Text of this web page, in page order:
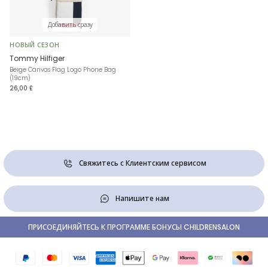
Добавить сразу
НОВЫЙ СЕЗОН
Tommy Hilfiger
Beige Canvas Flag Logo Phone Bag
(19cm)
26,00 £
Свяжитесь с Клиентским сервисом
Напишите нам
ПРИСОЕДИНЯЙТЕСЬ К ПРОГРАММЕ БОНУСЫ CHILDRENSALON